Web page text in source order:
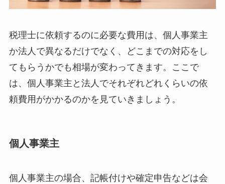
税理士に依頼するのに必要な費用は、個人事業主
か法人で異なるだけでなく、どこまでの対応をし
てもらうかでも相場が変わってきます。ここで
は、個人事業主と法人でそれぞれどれくらいの依
頼費用がかかるのかを見ていきましょう。
個人事業主
個人事業主の場合、記帳付けや確定申告などは会